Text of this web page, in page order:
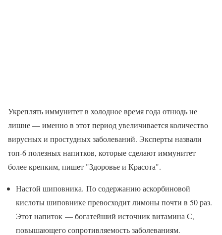
Укреплять иммунитет в холодное время года отнюдь не
лишне — именно в этот период увеличивается количество
вирусных и простудных заболеваний. Эксперты назвали
топ-6 полезных напитков, которые сделают иммунитет
более крепким, пишет "Здоровье и Красота".
Настой шиповника. По содержанию аскорбиновой
кислоты шиповнике превосходит лимоны почти в 50 раз.
Этот напиток — богатейший источник витамина С,
повышающего сопротивляемость заболеваниям.